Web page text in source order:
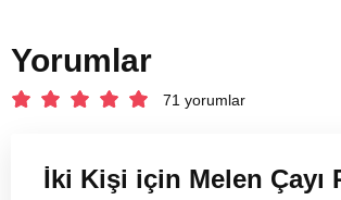
Yorumlar
71 yorumlar
İki Kişi için Melen Çayı